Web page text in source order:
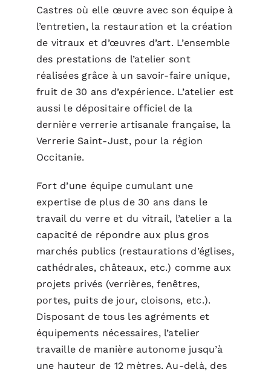
Castres où elle œuvre avec son équipe à
l’entretien, la restauration et la création
de vitraux et d’œuvres d’art. L’ensemble
des prestations de l’atelier sont
réalisées grâce à un savoir-faire unique,
fruit de 30 ans d’expérience. L’atelier est
aussi le dépositaire officiel de la
dernière verrerie artisanale française, la
Verrerie Saint-Just, pour la région
Occitanie.
Fort d’une équipe cumulant une
expertise de plus de 30 ans dans le
travail du verre et du vitrail, l’atelier a la
capacité de répondre aux plus gros
marchés publics (restaurations d’églises,
cathédrales, châteaux, etc.) comme aux
projets privés (verrières, fenêtres,
portes, puits de jour, cloisons, etc.).
Disposant de tous les agréments et
équipements nécessaires, l’atelier
travaille de manière autonome jusqu’à
une hauteur de 12 mètres. Au-delà, des